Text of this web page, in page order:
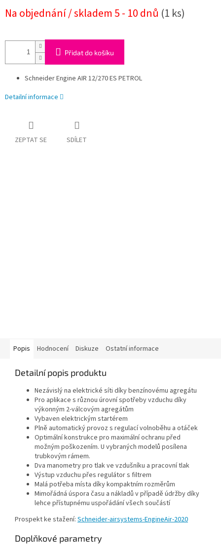
cena:
Na objednání / skladem 5 - 10 dnů (1 ks)
Přidat do košíku
Schneider Engine AIR 12/270 ES PETROL
Detailní informace
ZEPTAT SE SDÍLET
Popis Hodnocení Diskuze Ostatní informace
Detailní popis produktu
Nezávislý na elektrické síti díky benzínovému agregátu
Pro aplikace s různou úrovní spotřeby vzduchu díky
výkonným 2-válcovým agregátům
Vybaven elektrickým startérem
Plně automatický provoz s regulací volnoběhu a otáček
Optimální konstrukce pro maximální ochranu před
možným poškozením. U vybraných modelů posílena
trubkovým rámem.
Dva manometry pro tlak ve vzdušníku a pracovní tlak
Výstup vzduchu přes regulátor s filtrem
Malá potřeba místa díky kompaktním rozměrům
Mimořádná úspora času a nákladů v případě údržby díky
lehce přístupnému uspořádání všech součástí
Prospekt ke stažení: Schneider-airsystems-EngineAir-2020
Doplňkové parametry